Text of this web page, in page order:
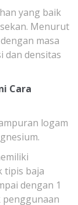
yang baik
Menurut
masa
dan densitas
Cara
logam
tipis baja
dengan 1
penggunaan